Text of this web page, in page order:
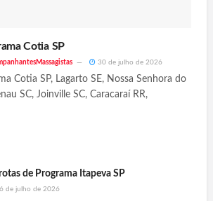
Cotia SP
30 de julho de 2026
Cotia SP, Lagarto SE, Nossa Senhora do
SC, Joinville SC, Caracaraí RR,
de Programa Itapeva SP
de julho de 2026